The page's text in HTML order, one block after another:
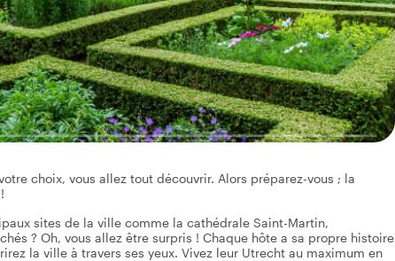
choix, vous allez tout découvrir. Alors préparez-vous ; la
sites de la ville comme la cathédrale Saint-Martin,
? Oh, vous allez être surpris ! Chaque hôte a sa propre histoire
la ville à travers ses yeux. Vivez leur Utrecht au maximum en